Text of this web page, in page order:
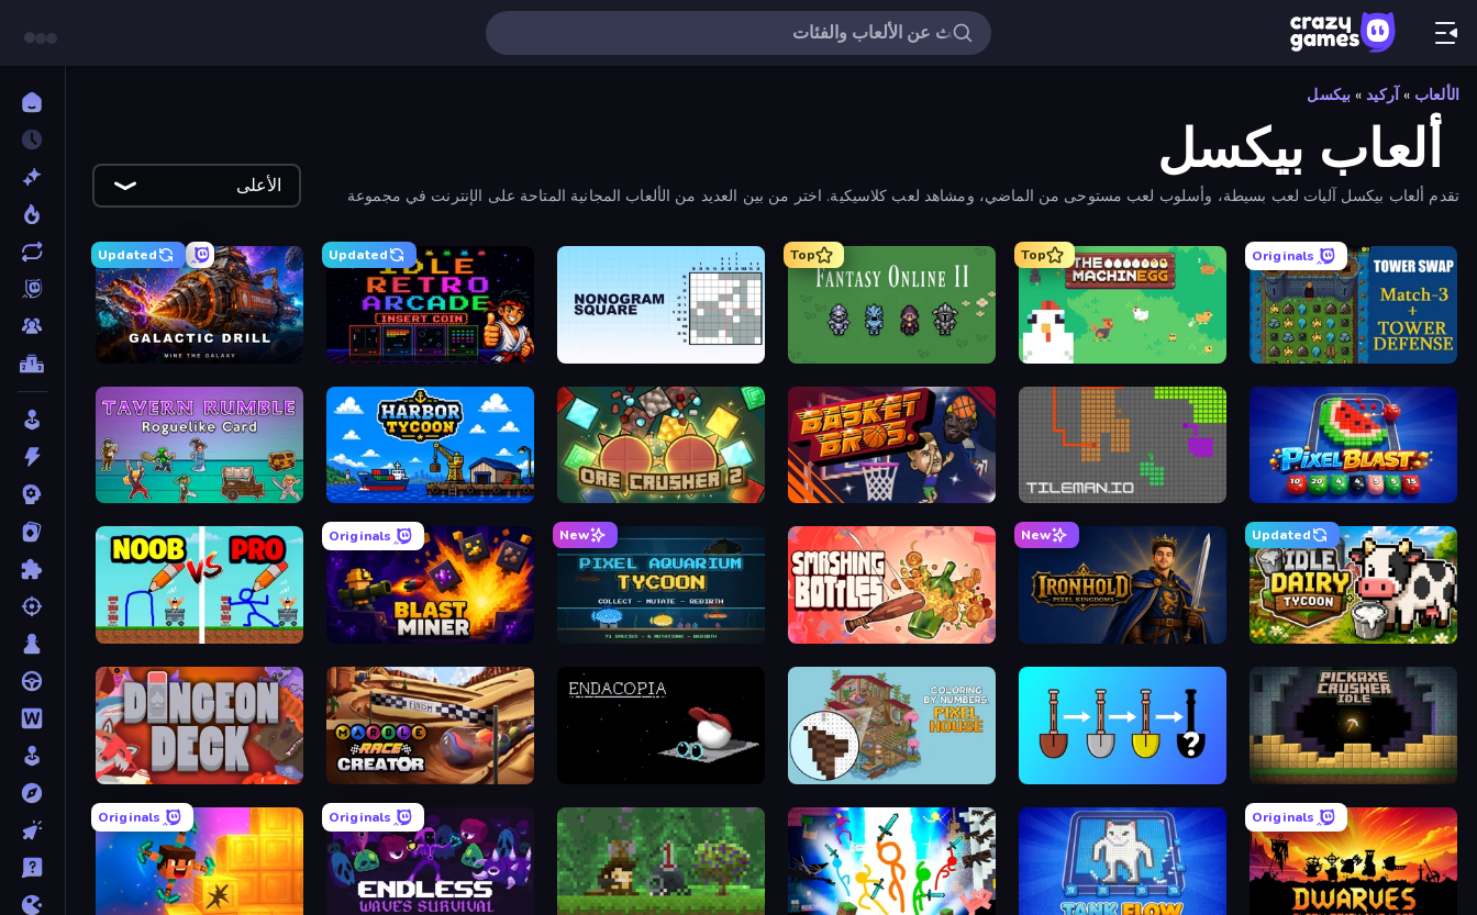
الألعاب » آركيد » بيكسل
ألعاب بيكسل
تقدم ألعاب بيكسل آليات لعب بسيطة، وأسلوب لعب مستوحى من الماضي، ومشاهد لعب كلاسيكية. اختر من بين العديد من الألعاب المجانية المتاحة على الإنترنت في مجموعة
الأعلى
Originals
Tower Swap
Top
The MachinEGG
Top
Fantasy Online 2
Nonogram Square
Updated
Idle Retro Arcade
Updated
Galactic Drill
Pixel Blast
TileMan.io
BasketBros
OreCrusher 2
Harbor Tycoon
Updated
Idle Dairy Tycoon
New
Ironhold: Pixel Kingdoms
Smashing Bottles
New
Pixel Aquarium Tycoon
Originals
Blast Miner
DOP Noob: Draw to Save
Pickaxe Crusher Idle
Merge Tools - Merge and Dig
Coloring by Numbers: Pixel House
Marble Race Creator
Dungeon Deck
Originals
Originals
Originals